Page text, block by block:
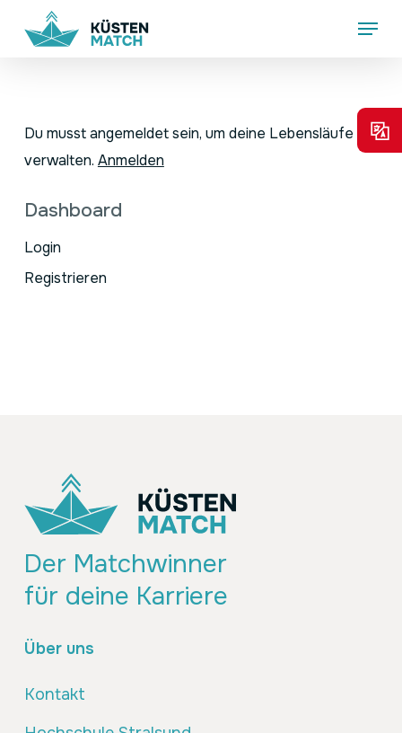
Menu
Du musst angemeldet sein, um deine Lebensläufe zu
verwalten. Anmelden
Dashboard
Login
Registrieren
Der Matchwinner
für deine Karriere
Über uns
Kontakt